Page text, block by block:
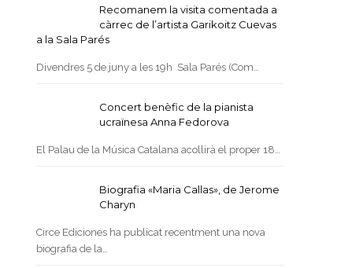
Recomanem la visita comentada a
càrrec de l’artista Garikoitz Cuevas
a la Sala Parés
Divendres 5 de juny a les 19h Sala Parés (Com…
Concert benèfic de la pianista
ucraïnesa Anna Fedorova
El Palau de la Música Catalana acollirà el proper 18…
Biografia «Maria Callas», de Jerome
Charyn
Circe Ediciones ha publicat recentment una nova
biografia de la…